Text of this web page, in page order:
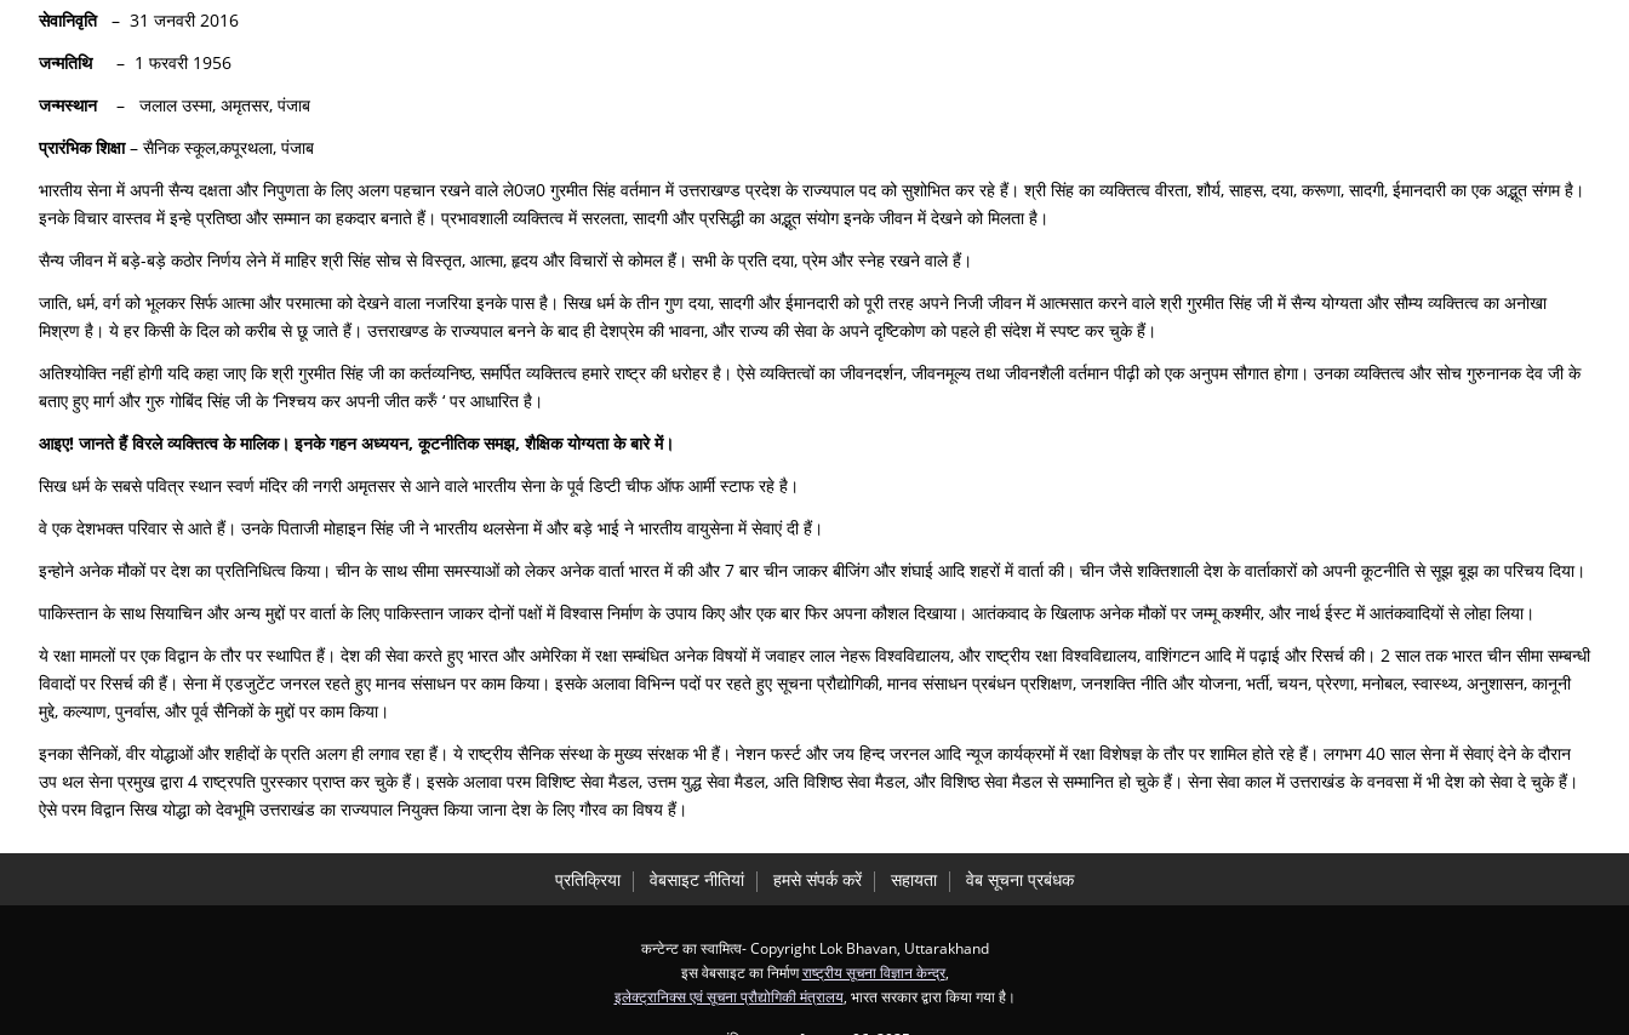
सेवानिवृति– 31 जनवरी 2016
जन्मतिथि– 1 फरवरी 1956
जन्मस्थान
– जलाल उस्मा, अमृतसर, पंजाब
प्रारंभिक शिक्षा– सैनिक स्कूल,कपूरथला, पंजाब
भारतीय सेना में अपनी सैन्य दक्षता और निपुणता के लिए अलग पहचान रखने वाले ले0ज0 गुरमीत सिंह वर्तमान में उत्तराखण्ड प्रदेश के राज्यपाल पद को सुशोभित कर रहे हैं। श्री सिंह का व्यक्तित्व वीरता, शौर्य, साहस, दया, करूणा, सादगी, ईमानदारी का एक अद्भूत संगम है।
इनके विचार वास्तव में इन्हे प्रतिष्ठा और सम्मान का हकदार बनाते हैं। प्रभावशाली व्यक्तित्व में सरलता, सादगी और प्रसिद्धी का अद्भूत संयोग इनके जीवन में देखने को मिलता है।
सैन्य जीवन में बड़े-बड़े कठोर निर्णय लेने में माहिर श्री सिंह सोच से विस्तृत, आत्मा, हृदय और विचारों से कोमल हैं। सभी के प्रति दया, प्रेम और स्नेह रखने वाले हैं।
जाति, धर्म, वर्ग को भूलकर सिर्फ आत्मा और परमात्मा को देखने वाला नजरिया इनके पास है। सिख धर्म के तीन गुण दया, सादगी और ईमानदारी को पूरी तरह अपने निजी जीवन में आत्मसात करने वाले श्री गुरमीत सिंह जी में सैन्य योग्यता और सौम्य व्यक्तित्व का अनोखा
मिश्रण है। ये हर किसी के दिल को करीब से छू जाते हैं। उत्तराखण्ड के राज्यपाल बनने के बाद ही देशप्रेम की भावना, और राज्य की सेवा के अपने दृष्टिकोण को पहले ही संदेश में स्पष्ट कर चुके हैं।
अतिश्योक्ति नहीं होगी यदि कहा जाए कि श्री गुरमीत सिंह जी का कर्तव्यनिष्ठ, समर्पित व्यक्तित्व हमारे राष्ट्र की धरोहर है। ऐसे व्यक्तित्वों का जीवनदर्शन, जीवनमूल्य तथा जीवनशैली वर्तमान पीढ़ी को एक अनुपम सौगात होगा। उनका व्यक्तित्व और सोच गुरुनानक देव जी के
बताए हुए मार्ग और गुरु गोबिंद सिंह जी के ‘निश्चय कर अपनी जीत करुँ ‘ पर आधारित है।
आइए! जानते हैं विरले व्यक्तित्व के मालिक। इनके गहन अध्ययन, कूटनीतिक समझ, शैक्षिक योग्यता के बारे में।
सिख धर्म के सबसे पवित्र स्थान स्वर्ण मंदिर की नगरी अमृतसर से आने वाले भारतीय सेना के पूर्व डिप्टी चीफ ऑफ आर्मी स्टाफ रहे है।
वे एक देशभक्त परिवार से आते हैं। उनके पिताजी मोहाइन सिंह जी ने भारतीय थलसेना में और बड़े भाई ने भारतीय वायुसेना में सेवाएं दी हैं।
इन्होने अनेक मौकों पर देश का प्रतिनिधित्व किया। चीन के साथ सीमा समस्याओं को लेकर अनेक वार्ता भारत में की और 7 बार चीन जाकर बीजिंग और शंघाई आदि शहरों में वार्ता की। चीन जैसे शक्तिशाली देश के वार्ताकारों को अपनी कूटनीति से सूझ बूझ का परिचय दिया।
पाकिस्तान के साथ सियाचिन और अन्य मुद्दों पर वार्ता के लिए पाकिस्तान जाकर दोनों पक्षों में विश्वास निर्माण के उपाय किए और एक बार फिर अपना कौशल दिखाया। आतंकवाद के खिलाफ अनेक मौकों पर जम्मू कश्मीर, और नार्थ ईस्ट में आतंकवादियों से लोहा लिया।
ये रक्षा मामलों पर एक विद्वान के तौर पर स्थापित हैं। देश की सेवा करते हुए भारत और अमेरिका में रक्षा सम्बंधित अनेक विषयों में जवाहर लाल नेहरू विश्वविद्यालय, और राष्ट्रीय रक्षा विश्वविद्यालय, वाशिंगटन आदि में पढ़ाई और रिसर्च की। 2 साल तक भारत चीन सीमा सम्बन्धी
विवादों पर रिसर्च की हैं। सेना में एडजुटेंट जनरल रहते हुए मानव संसाधन पर काम किया। इसके अलावा विभिन्न पदों पर रहते हुए सूचना प्रौद्योगिकी, मानव संसाधन प्रबंधन प्रशिक्षण, जनशक्ति नीति और योजना, भर्ती, चयन, प्रेरणा, मनोबल, स्वास्थ्य, अनुशासन, कानूनी
मुद्दे, कल्याण, पुनर्वास, और पूर्व सैनिकों के मुद्दों पर काम किया।
इनका सैनिकों, वीर योद्धाओं और शहीदों के प्रति अलग ही लगाव रहा हैं। ये राष्ट्रीय सैनिक संस्था के मुख्य संरक्षक भी हैं। नेशन फर्स्ट और जय हिन्द जरनल आदि न्यूज कार्यक्रमों में रक्षा विशेषज्ञ के तौर पर शामिल होते रहे हैं। लगभग 40 साल सेना में सेवाएं देने के दौरान
उप थल सेना प्रमुख द्वारा 4 राष्ट्रपति पुरस्कार प्राप्त कर चुके हैं। इसके अलावा परम विशिष्ट सेवा मैडल, उत्तम युद्ध सेवा मैडल, अति विशिष्ठ सेवा मैडल, और विशिष्ठ सेवा मैडल से सम्मानित हो चुके हैं। सेना सेवा काल में उत्तराखंड के वनवसा में भी देश को सेवा दे चुके हैं।
ऐसे परम विद्वान सिख योद्धा को देवभूमि उत्तराखंड का राज्यपाल नियुक्त किया जाना देश के लिए गौरव का विषय हैं।
प्रतिक्रिया वेबसाइट नीतियां हमसे संपर्क करें सहायता वेब सूचना प्रबंधक
कन्टेन्ट का स्वामित्व- Copyright Lok Bhavan, Uttarakhand
इस वेबसाइट का निर्माणराष्ट्रीय सूचना विज्ञान केन्द्र,
इलेक्ट्रानिक्स एवं सूचना प्रौद्योगिकी मंत्रालय, भारत सरकार द्वारा किया गया है।